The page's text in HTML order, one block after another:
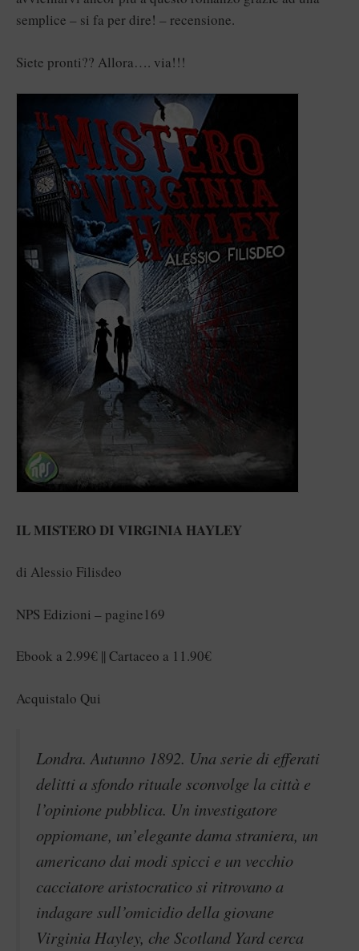
semplice – si fa per dire! – recensione.
Siete pronti?? Allora…. via!!!
IL MISTERO DI VIRGINIA HAYLEY
di Alessio Filisdeo
NPS Edizioni – pagine169
Ebook a 2.99€ || Cartaceo a 11.90€
Acquistalo Qui
Londra. Autunno 1892. Una serie di efferati
delitti a sfondo rituale sconvolge la città e
l’opinione pubblica. Un investigatore
oppiomane, un’elegante dama straniera, un
americano dai modi spicci e un vecchio
cacciatore aristocratico si ritrovano a
indagare sull’omicidio della giovane
Virginia Hayley, che Scotland Yard cerca